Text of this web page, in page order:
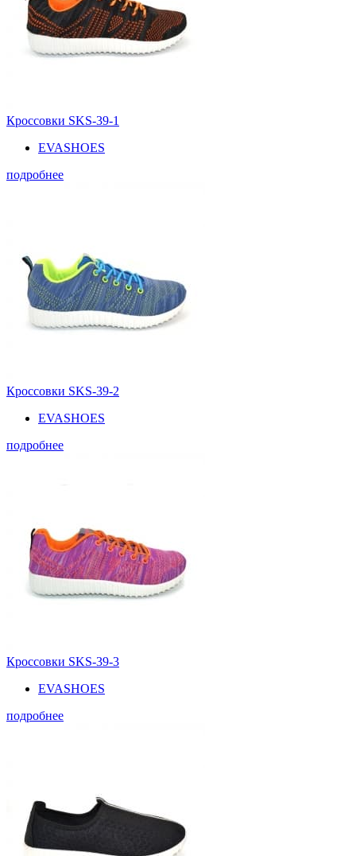
Кроссовки SKS-39-1
EVASHOES
подробнее
Кроссовки SKS-39-2
EVASHOES
подробнее
Кроссовки SKS-39-3
EVASHOES
подробнее